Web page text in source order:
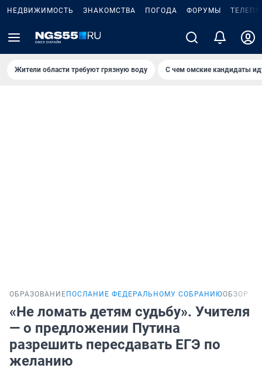
НЕДВИЖИМОСТЬ ЗНАКОМСТВА ПОГОДА ФОРУМЫ
Жители области требуют грязную воду С чем омские кандидаты
ОБРАЗОВАНИЕ ПОСЛАНИЕ ФЕДЕРАЛЬНОМУ СОБРАНИЮОБЗОР
«Не ломать детям судьбу». Учителя
— о предложении Путина
разрешить пересдавать ЕГЭ по
желанию